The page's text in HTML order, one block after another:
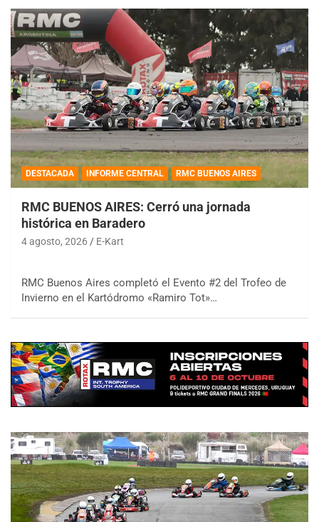
DESTACADA INFORME CENTRAL RMC BUENOS AIRES
RMC BUENOS AIRES: Cerró una jornada
histórica en Baradero
4 agosto, 2026 E-Kart
RMC Buenos Aires completó el Evento #2 del Trofeo de
Invierno en el Kartódromo «Ramiro Tot»…